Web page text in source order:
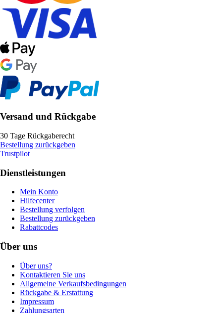
Versand und Rückgabe
30 Tage Rückgaberecht
Bestellung zurückgeben
Trustpilot
Dienstleistungen
Mein Konto
Hilfecenter
Bestellung verfolgen
Bestellung zurückgeben
Rabattcodes
Über uns
Über uns?
Kontaktieren Sie uns
Allgemeine Verkaufsbedingungen
Rückgabe & Erstattung
Impressum
Zahlungsarten